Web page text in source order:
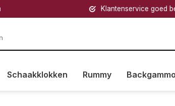
Klantenservice goed
Schaakklokken Rummy